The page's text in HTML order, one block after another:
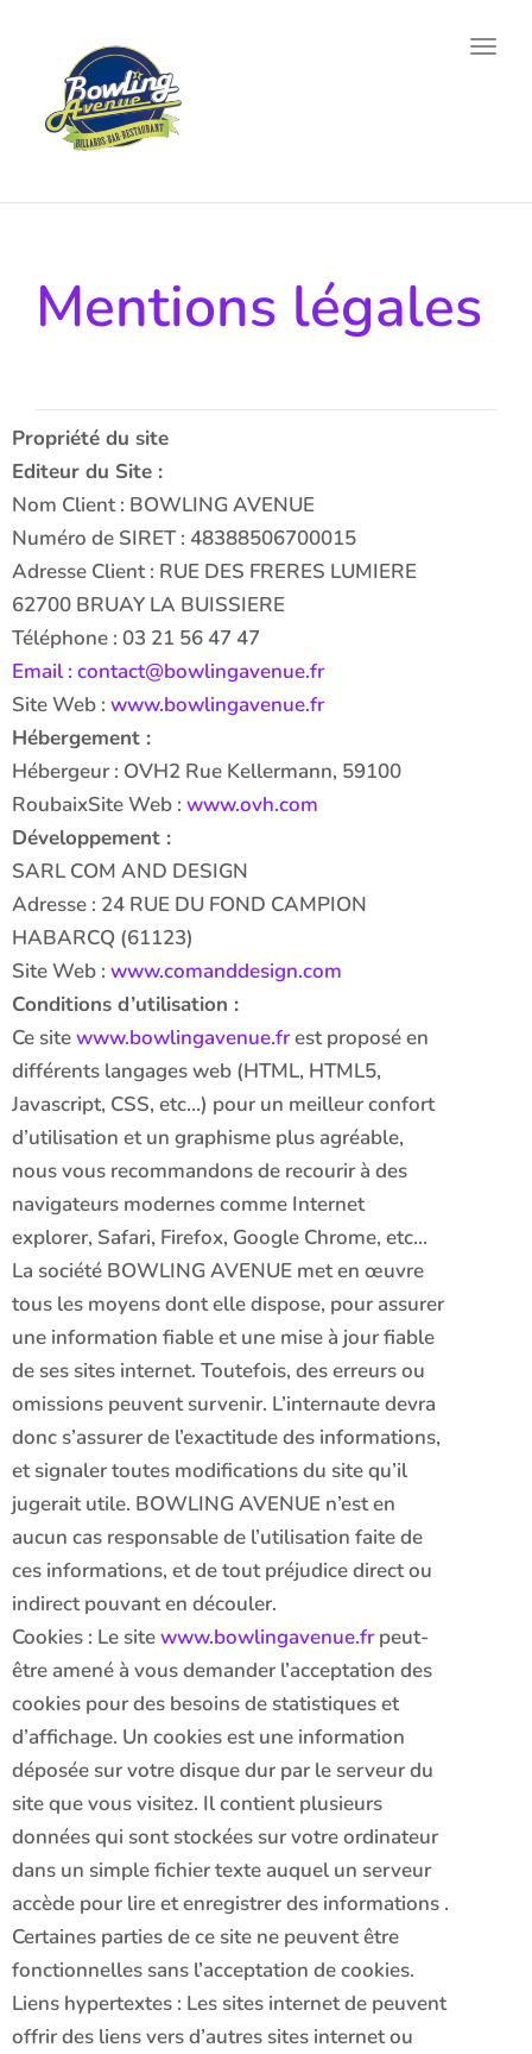
Mentions légales
Propriété du site
Editeur du Site :
Nom Client : BOWLING AVENUE
Numéro de SIRET : 48388506700015
Adresse Client : RUE DES FRERES LUMIERE
62700 BRUAY LA BUISSIERE
Téléphone : 03 21 56 47 47
Email : contact@bowlingavenue.fr
Site Web : www.bowlingavenue.fr
Hébergement :
Hébergeur : OVH2 Rue Kellermann, 59100
RoubaixSite Web : www.ovh.com
Développement :
SARL COM AND DESIGN
Adresse : 24 RUE DU FOND CAMPION
HABARCQ (61123)
Site Web : www.comanddesign.com
Conditions d’utilisation :
Ce sitewww.bowlingavenue.frest proposé en
différents langages web (HTML, HTML5,
Javascript, CSS, etc…) pour un meilleur confort
d’utilisation et un graphisme plus agréable,
nous vous recommandons de recourir à des
navigateurs modernes comme Internet
explorer, Safari, Firefox, Google Chrome, etc…
La société BOWLING AVENUE met en œuvre
tous les moyens dont elle dispose, pour assurer
une information fiable et une mise à jour fiable
de ses sites internet. Toutefois, des erreurs ou
omissions peuvent survenir. L’internaute devra
donc s’assurer de l’exactitude des informations,
et signaler toutes modifications du site qu’il
jugerait utile. BOWLING AVENUE n’est en
aucun cas responsable de l’utilisation faite de
ces informations, et de tout préjudice direct ou
indirect pouvant en découler.
Cookies : Le sitewww.bowlingavenue.frpeut-
être amené à vous demander l’acceptation des
cookies pour des besoins de statistiques et
d’affichage. Un cookies est une information
déposée sur votre disque dur par le serveur du
site que vous visitez. Il contient plusieurs
données qui sont stockées sur votre ordinateur
dans un simple fichier texte auquel un serveur
accède pour lire et enregistrer des informations .
Certaines parties de ce site ne peuvent être
fonctionnelles sans l’acceptation de cookies.
Liens hypertextes : Les sites internet de peuvent
offrir des liens vers d’autres sites internet ou